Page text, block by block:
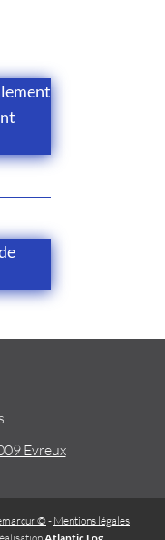
Evreux
© - Mentions légales